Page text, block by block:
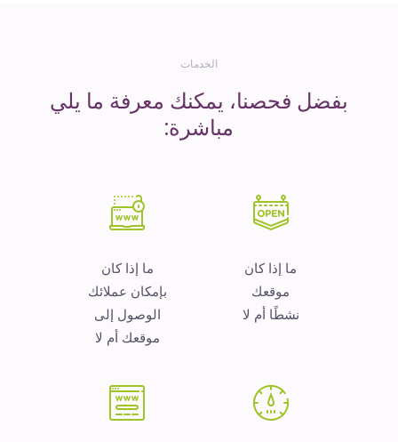
الخدمات
بفضل فحصنا، يمكنك معرفة ما يلي
مباشرة:
ما إذا كان
موقعك
نشطًا أم لا
ما إذا كان
بإمكان عملائك
الوصول إلى
موقعك أم لا